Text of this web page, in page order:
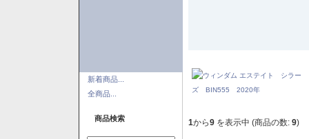
新着商品...
全商品...
商品検索 1から9 を表示中 (商品の数: 9)